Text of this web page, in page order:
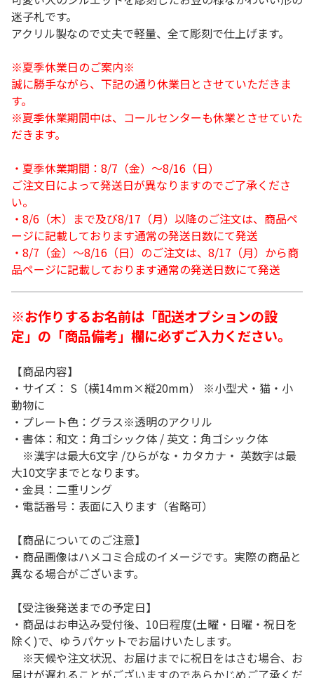
迷子札です。
アクリル製なので丈夫で軽量、全て彫刻で仕上げます。
※夏季休業日のご案内※
誠に勝手ながら、下記の通り休業日とさせていただきま
す。
※夏季休業期間中は、コールセンターも休業とさせていた
だきます。
・夏季休業期間：8/7（金）～8/16（日）
ご注文日によって発送日が異なりますのでご了承くださ
い。
・8/6（木）まで及び8/17（月）以降のご注文は、商品ペ
ージに記載しております通常の発送日数にて発送
・8/7（金）～8/16（日）のご注文は、8/17（月）から商
品ページに記載しております通常の発送日数にて発送
※お作りするお名前は「配送オプションの設
定」の「商品備考」欄に必ずご入力ください。
【商品内容】
・サイズ： S（横14mm×縦20mm） ※小型犬・猫・小
動物に
・プレート色：グラス※透明のアクリル
・書体：和文：角ゴシック体 / 英文：角ゴシック体
※漢字は最大6文字 /ひらがな・カタカナ・ 英数字は最
大10文字までとなります。
・金具：二重リング
・電話番号：表面に入ります（省略可）
【商品についてのご注意】
・商品画像はハメコミ合成のイメージです。実際の商品と
異なる場合がございます。
【受注後発送までの予定日】
・商品はお申込み受付後、10日程度(土曜・日曜・祝日を
除く)で、ゆうパケットでお届けいたします。
※天候や注文状況、お届けまでに祝日をはさむ場合、お
届けが遅れることがございますのであらかじめご了承くだ